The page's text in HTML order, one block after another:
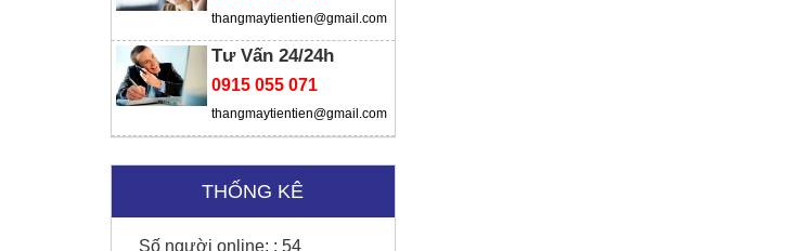
SD Global Việt Nam
Viện chiến lược
thangmaytientien@gmail.com
Tư Vấn 24/24h
0915 055 071
thangmaytientien@gmail.com
THỐNG KÊ
Số người online: : 54